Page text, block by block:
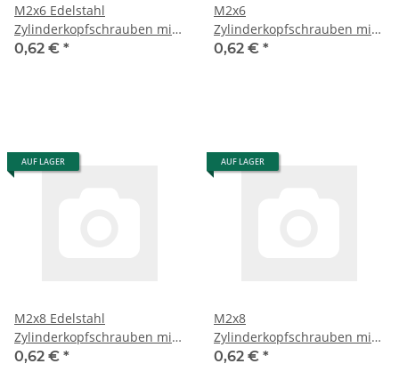
M2x6 Edelstahl
Zylinderkopfschrauben mit
Innensechskant 6 St.
0,62 € *
M2x6
Zylinderkopfschrauben mit
Innensechskant 6 St.
0,62 € *
AUF LAGER
M2x8 Edelstahl
Zylinderkopfschrauben mit
Innensechskant 6 St.
0,62 € *
AUF LAGER
M2x8
Zylinderkopfschrauben mit
Innensechskant 6 St.
0,62 € *